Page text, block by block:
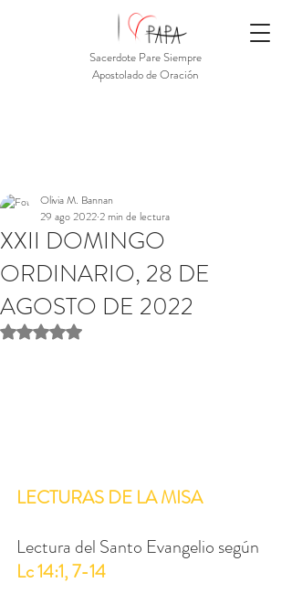
Sacerdote Pare Siempre
Apostolado de Oración
XXII DOMINGO
ORDINARIO, 28 DE
AGOSTO DE 2022
Olivia M. Bannan
29 ago 20222 min de lectura
Obtuvo NaN de 5 estrellas.
LECTURAS DE LA MISA
Lectura del Santo Evangelio según
Lc 14:1, 7-14